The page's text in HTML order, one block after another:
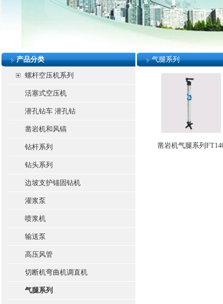
产品分类
螺杆空压机系列
活塞式空压机
潜孔钻车 潜孔钻
凿岩机和风镐
钻杆系列
钻头系列
边坡支护锚固钻机
灌浆泵
喷浆机
输送泵
高压风管
切断机弯曲机调直机
气腿系列
气腿系列
凿岩机气腿系列